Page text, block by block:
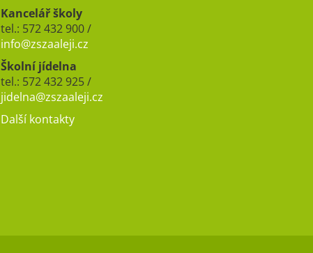
Kancelář školy
tel.: 572 432 900 /
info@zszaaleji.cz
Školní jídelna
tel.: 572 432 925 /
jidelna@zszaaleji.cz
Další kontakty